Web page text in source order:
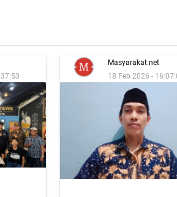
Masyarakat.net
18 Feb 2026 -